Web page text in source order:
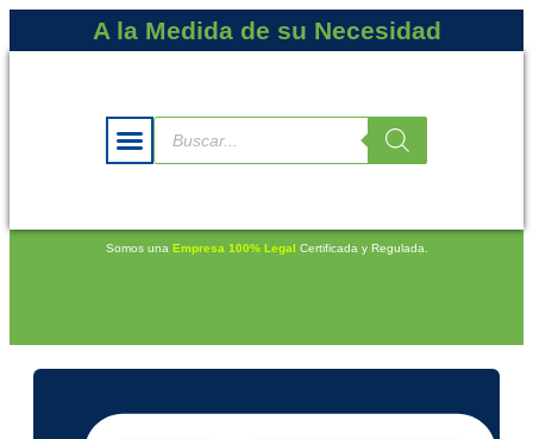
A la Medida de su Necesidad
Somos una Empresa 100% Legal Certificada y Regulada.